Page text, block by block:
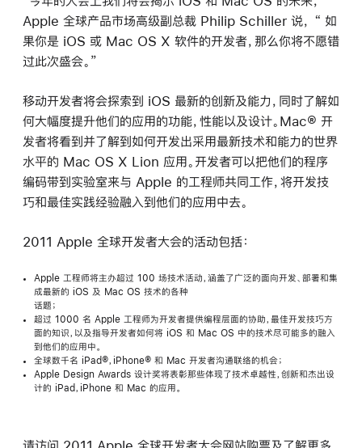
Apple 全球产品市场高级副总裁 Philip Schiller 说， “ 如
果你是 iOS 或 Mac OS X 软件的开发者，那么你将不愿错
过此次盛会。”
移动开发者将会探索到 iOS 最新的创新及能力，同时了解如
何大幅度提升他们的应用的功能，性能以及设计。Mac® 开
发者将看到并了解到如何开发出采用最新技术和能力的世界
水平的 Mac OS X Lion 应用。开发者可以把他们的程序
编码带到实验室来与 Apple 的工程师共同工作，将开发技
巧和最佳实践经验融入到他们的应用中去。
2011 Apple 全球开发者大会的活动包括：
Apple 工程师将主办超过 100 场技术活动，涵盖了广泛的面向开发、部署和集
成最新的 iOS 及 Mac OS 技术的各种
话题；
超过 1000 名 Apple 工程师为开发者提供编程层面的协助，最佳开发技巧方
面的知识，以及指导开发者如何将 iOS 和 Mac OS 中的技术尽可能多的融入
到他们的应用中。
全球数千名 iPad®，iPhone® 和 Mac 开发者沟通联络的机会；
Apple Design Awards 设计奖将表彰那些体现了技术卓越性，创新和杰出设
计的 iPad，iPhone 和 Mac 的应用。
请访问 2011 Apple 全球开发者大会网站购票及了解更多